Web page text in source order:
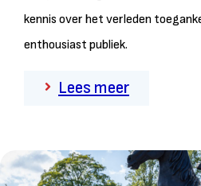
kennis over het verleden
enthousiast publiek.
Lees meer